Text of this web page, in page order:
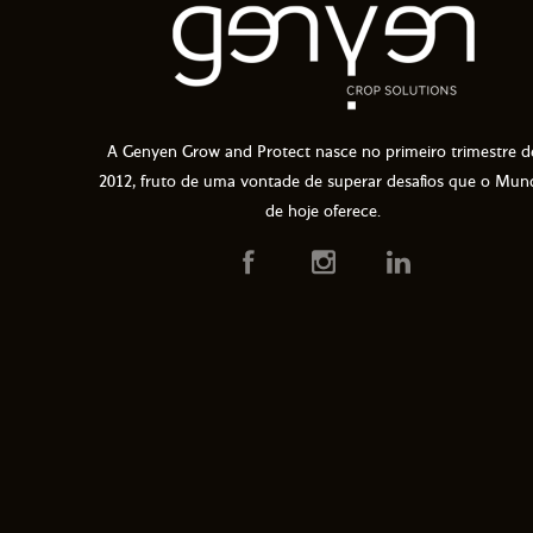
A Genyen Grow and Protect nasce no primeiro trimestre
2012, fruto de uma vontade de superar desafios que o
de hoje oferece.